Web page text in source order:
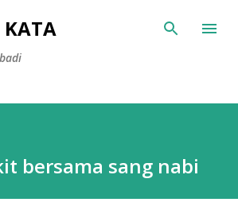
Skip to main content
KATA
bersama sang nabi